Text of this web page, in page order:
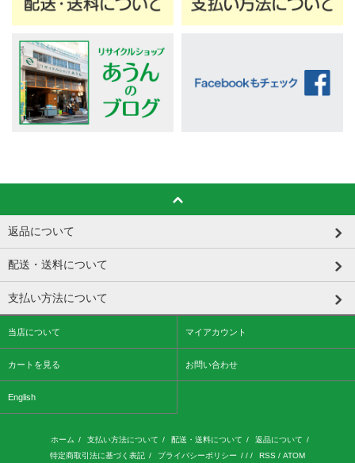
返品について
配送・送料について
支払い方法について
当店について マイアカウント
カートを見る お問い合わせ
English
ホーム / 支払い方法について / 配送・送料について / 返品について /
特定商取引法に基づく表記 / プライバシーポリシー / / / RSS / ATOM